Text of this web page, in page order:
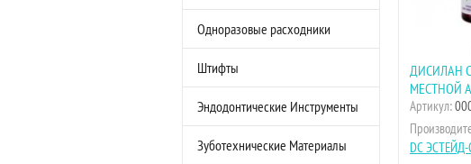
Одноразовые расходники
Штифты
Эндодонтические Инструменты
Зуботехнические Материалы
ДИСИЛАН
МЕСТНОЙ
Артикул:
DC